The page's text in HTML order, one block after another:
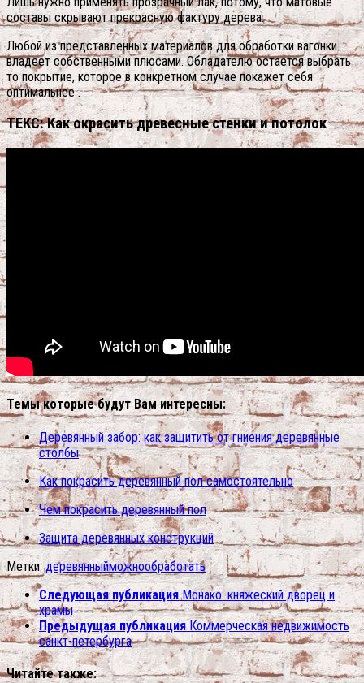
составы скрывают прекрасную фактуру дерева.
Любой из представленных материалов для обработки вагонки
владеет собственными плюсами. Обладателю остается выбрать
то покрытие, которое в конкретном случае покажет себя
оптимальнее .
ТЕКС: Как окрасить древесные стенки и потолок
Темы которые будут Вам интересны:
Деревянный забор: как защитить от гниения деревянные
столбы
Как покрасить деревянный пол самостоятельно
Чем покрасить деревянный пол
Защита деревянных конструкций
Метки: деревянныйможнообработать
Следующая публикация Монако: княжеский дворец и
храмы
Предыдущая публикация Коммерческая недвижимость
санкт-петербурга
Читайте также: